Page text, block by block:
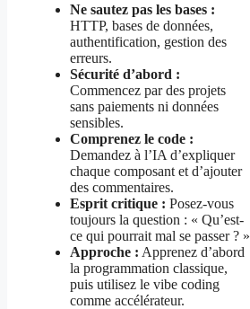
Ne sautez pas les bases :
HTTP, bases de données,
authentification, gestion des
erreurs.
Sécurité d’abord :
Commencez par des projets
sans paiements ni données
sensibles.
Comprenez le code :
Demandez à l’IA d’expliquer
chaque composant et d’ajouter
des commentaires.
Esprit critique : Posez-vous
toujours la question : « Qu’est-
ce qui pourrait mal se passer ? »
Approche : Apprenez d’abord
la programmation classique,
puis utilisez le vibe coding
comme accélérateur.